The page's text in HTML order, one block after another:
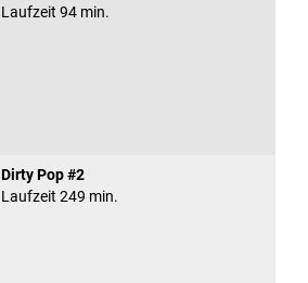
Laufzeit 94 min.
Dirty Pop #2
Laufzeit 249 min.